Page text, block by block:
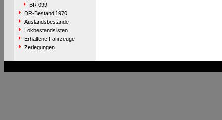
BR 099
DR-Bestand 1970
Auslandsbestände
Lokbestandslisten
Erhaltene Fahrzeuge
Zerlegungen